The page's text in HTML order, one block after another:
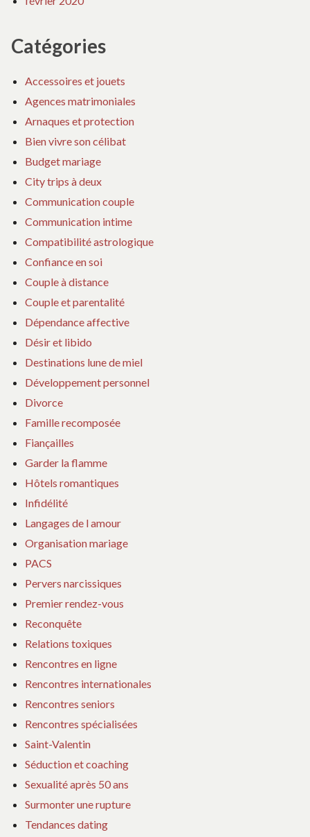
Catégories
Accessoires et jouets
Agences matrimoniales
Arnaques et protection
Bien vivre son célibat
Budget mariage
City trips à deux
Communication couple
Communication intime
Compatibilité astrologique
Confiance en soi
Couple à distance
Couple et parentalité
Dépendance affective
Désir et libido
Destinations lune de miel
Développement personnel
Divorce
Famille recomposée
Fiançailles
Garder la flamme
Hôtels romantiques
Infidélité
Langages de l amour
Organisation mariage
PACS
Pervers narcissiques
Premier rendez-vous
Reconquête
Relations toxiques
Rencontres en ligne
Rencontres internationales
Rencontres seniors
Rencontres spécialisées
Saint-Valentin
Séduction et coaching
Sexualité après 50 ans
Surmonter une rupture
Tendances dating